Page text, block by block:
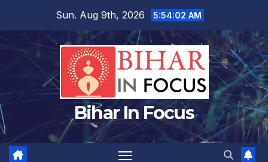
content
Sun. Aug 9th, 2026 5:54:02 AM
Bihar In Focus